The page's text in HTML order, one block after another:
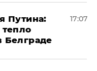
Путина:
Белграде
17:07